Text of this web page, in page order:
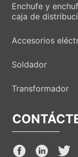
Enchufe y
caja de
Accesorios
Soldador
Transformador